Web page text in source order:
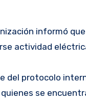
informó
actividad
del protocolo
se